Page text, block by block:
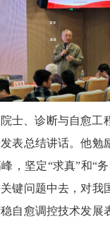
士、诊断与自愈工
表总结讲话。他勉
，坚定“求真”和“
键问题中去，对我
自愈调控技术发展